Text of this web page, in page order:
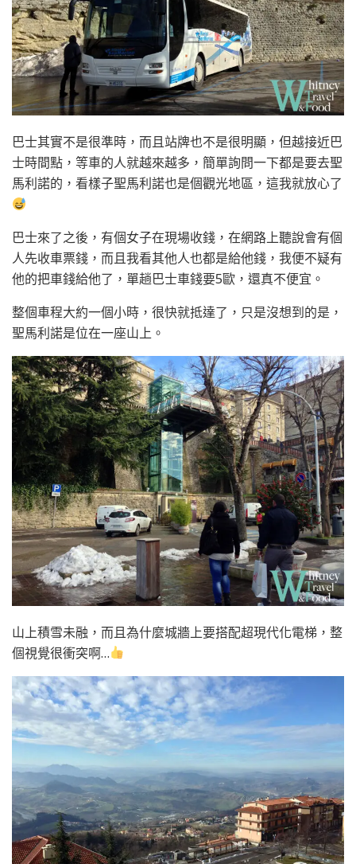
巴士其實不是很準時，而且站牌也不是很明顯，但越接近巴
士時間點，等車的人就越來越多，簡單詢問一下都是要去聖
馬利諾的，看樣子聖馬利諾也是個觀光地區，這我就放心了
巴士來了之後，有個女子在現場收錢，在網路上聽說會有個
人先收車票錢，而且我看其他人也都是給他錢，我便不疑有
他的把車錢給他了，單趟巴士車錢要5歐，還真不便宜。
整個車程大約一個小時，很快就抵達了，只是沒想到的是，
聖馬利諾是位在一座山上。
山上積雪未融，而且為什麼城牆上要搭配超現代化電梯，整
個視覺很衝突啊…